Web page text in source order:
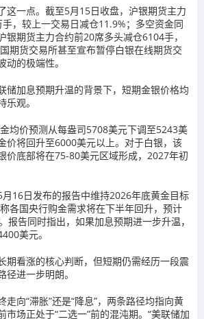
这一点。截至5月15日收盘，沪银期货主力
，较上一交易日减仓11.9%；多空资金同
银期货主力合约前20席多头减仓6104手，
期货交易所甚至宣布暂停白银在线期货交
的极端性。
储加息预期升温的背景下，短期金银价格均
观。
均价预测从每盎司5708美元下调至5243美
价将回升至6000美元以上。对于白银，该
价底部将在75-80美元区域形成，2027年初
16日发布的报告中维持2026年底黄金目标
各国央行购金需求将在下半年回升，预计
报告同时指出，如果加息预期进一步升温，
美元。
期看涨的核心判断，但短期仍需经历一段震
进一步明朗。
向“滞胀”还是“降息”，两条路径均指向黄
市场正处于“二选一”前的混沌期。“美联储加